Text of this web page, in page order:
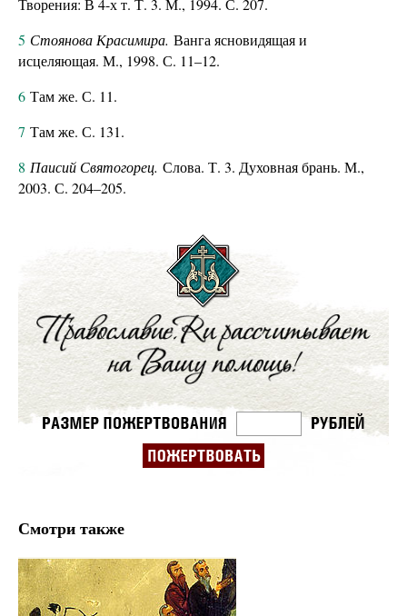
Творения: В 4-х т. Т. 3. М., 1994. С. 207.
5 Стоянова Красимира. Ванга ясновидящая и
исцеляющая. М., 1998. С. 11–12.
6 Там же. С. 11.
7 Там же. С. 131.
8 Паисий Святогорец. Слова. Т. 3. Духовная брань. М.,
2003. С. 204–205.
Смотри также